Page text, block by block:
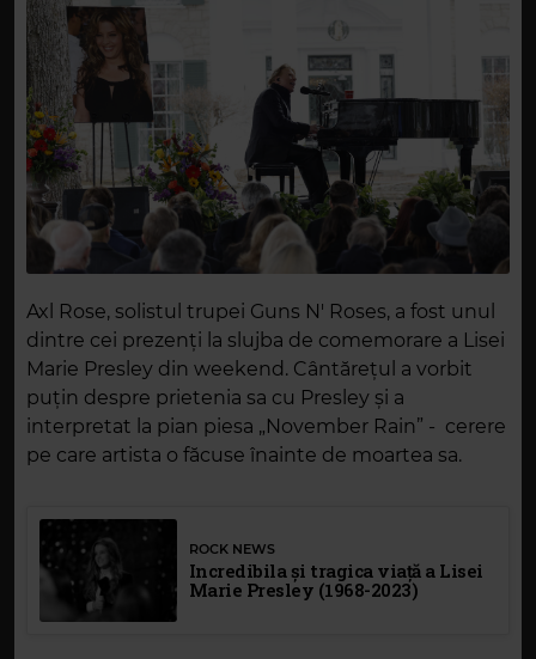
Axl Rose, solistul trupei Guns N' Roses, a fost unul
dintre cei prezenți la slujba de comemorare a Lisei
Marie Presley din weekend. Cântărețul a vorbit
puțin despre prietenia sa cu Presley și a
interpretat la pian piesa „November Rain” - cerere
pe care artista o făcuse înainte de moartea sa.
ROCK NEWS
Incredibila și tragica viață a Lisei
Marie Presley (1968-2023)